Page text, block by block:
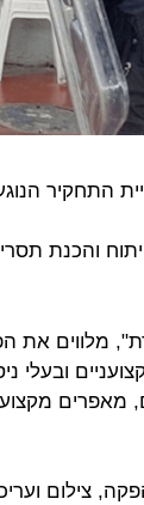
התחקיר
והכנת
מלווים את
ובעלי
צילום